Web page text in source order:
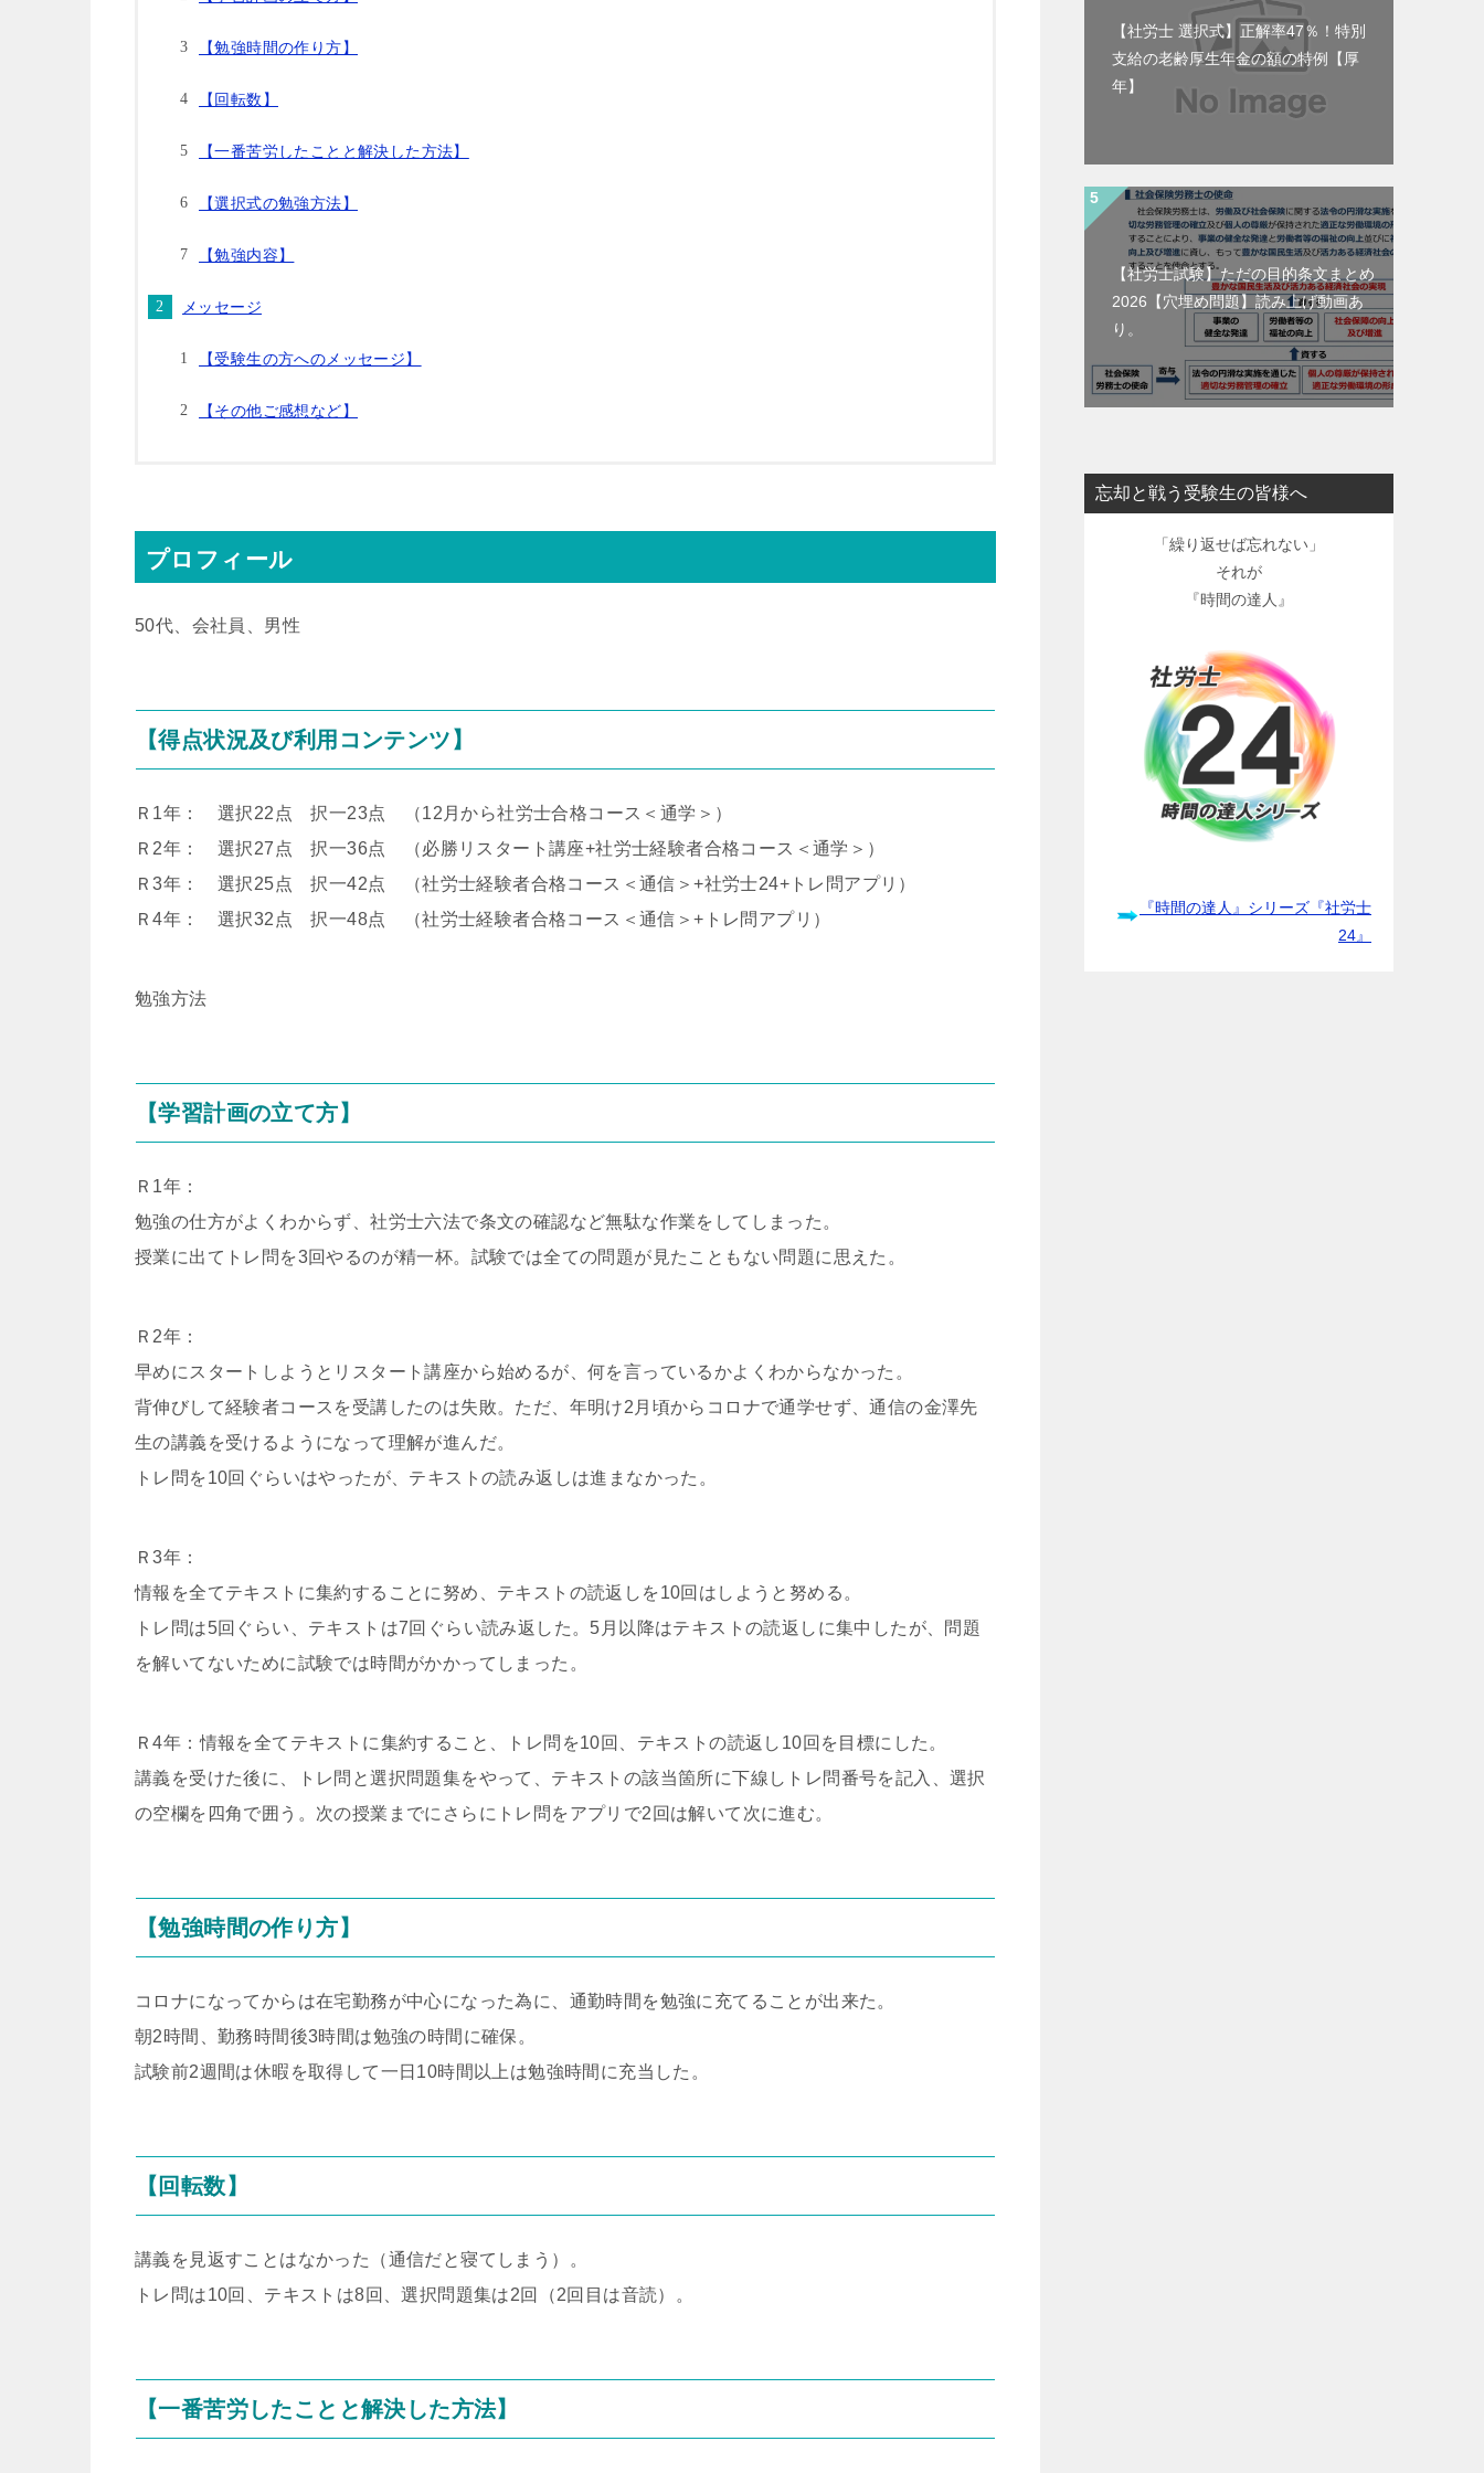
【勉強時間の作り方】
【回転数】
【一番苦労したことと解決した方法】
【選択式の勉強方法】
【勉強内容】
メッセージ
【受験生の方へのメッセージ】
【その他ご感想など】
プロフィール
50代、会社員、男性
【得点状況及び利用コンテンツ】
Ｒ1年： 選択22点 択一23点 （12月から社労士合格コース＜通学＞）
Ｒ2年： 選択27点 択一36点 （必勝リスタート講座+社労士経験者合格コース＜通学＞）
Ｒ3年： 選択25点 択一42点 （社労士経験者合格コース＜通信＞+社労士24+トレ問アプリ）
Ｒ4年： 選択32点 択一48点 （社労士経験者合格コース＜通信＞+トレ問アプリ）
勉強方法
【学習計画の立て方】
Ｒ1年：
勉強の仕方がよくわからず、社労士六法で条文の確認など無駄な作業をしてしまった。
授業に出てトレ問を3回やるのが精一杯。試験では全ての問題が見たこともない問題に思えた。
Ｒ2年：
早めにスタートしようとリスタート講座から始めるが、何を言っているかよくわからなかった。
背伸びして経験者コースを受講したのは失敗。ただ、年明け2月頃からコロナで通学せず、通信の金澤先
生の講義を受けるようになって理解が進んだ。
トレ問を10回ぐらいはやったが、テキストの読み返しは進まなかった。
Ｒ3年：
情報を全てテキストに集約することに努め、テキストの読返しを10回はしようと努める。
トレ問は5回ぐらい、テキストは7回ぐらい読み返した。5月以降はテキストの読返しに集中したが、問題
を解いてないために試験では時間がかかってしまった。
Ｒ4年：情報を全てテキストに集約すること、トレ問を10回、テキストの読返し10回を目標にした。
講義を受けた後に、トレ問と選択問題集をやって、テキストの該当箇所に下線しトレ問番号を記入、選択
の空欄を四角で囲う。次の授業までにさらにトレ問をアプリで2回は解いて次に進む。
【勉強時間の作り方】
コロナになってからは在宅勤務が中心になった為に、通勤時間を勉強に充てることが出来た。
朝2時間、勤務時間後3時間は勉強の時間に確保。
試験前2週間は休暇を取得して一日10時間以上は勉強時間に充当した。
【回転数】
講義を見返すことはなかった（通信だと寝てしまう）。
トレ問は10回、テキストは8回、選択問題集は2回（2回目は音読）。
【一番苦労したことと解決した方法】
【社労士 選択式】正解率47％！特別
支給の老齢厚生年金の額の特例【厚
年】
【社労士試験】ただの目的条文まとめ
2026【穴埋め問題】読み上げ動画あ
り。
忘却と戦う受験生の皆様へ
「繰り返せば忘れない」
それが
『時間の達人』
『時間の達人』シリーズ『社労士
24』